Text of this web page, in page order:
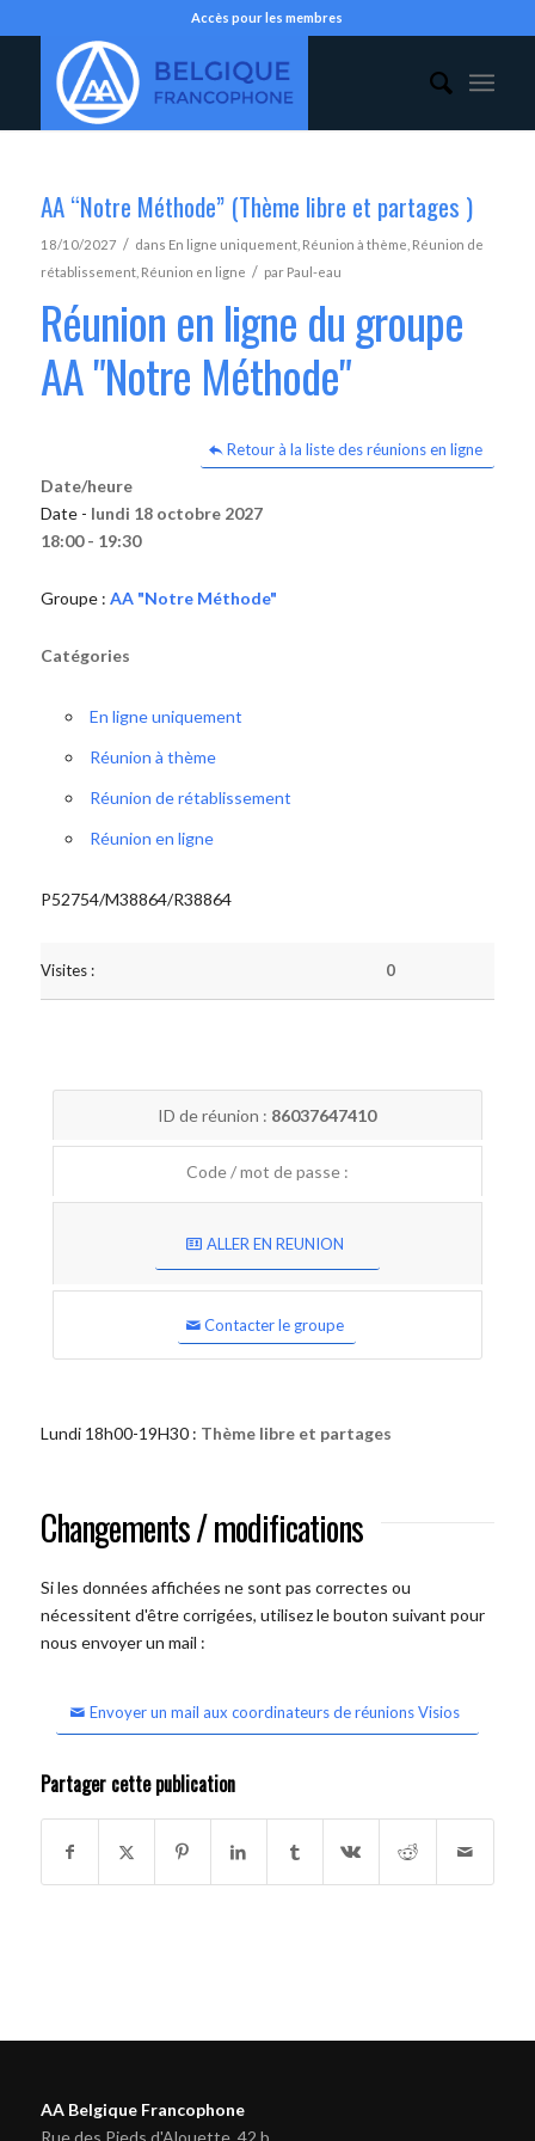
Accès pour les membres
AA “Notre Méthode” (Thème libre et partages )
18/10/2027 / dans En ligne uniquement, Réunion à thème Réunion de
rétablissement, Réunion en ligne / par Paul-eau
Réunion en ligne du groupe
AA "Notre Méthode"
Retour à la liste des réunions en ligne
Date/heure
Date - lundi 18 octobre 2027
18:00 - 19:30
Groupe : AA "Notre Méthode"
Catégories
En ligne uniquement
Réunion à thème
Réunion de rétablissement
Réunion en ligne
P52754/M38864/R38864
Visites : 0
ID de réunion : 86037647410
Code / mot de passe :
ALLER EN REUNION
Contacter le groupe
Lundi 18h00-19H30 : Thème libre et partages
Changements / modifications
Si les données affichées ne sont pas correctes ou
nécessitent d'être corrigées, utilisez le bouton suivant pour
nous envoyer un mail :
Envoyer un mail aux coordinateurs de réunions Visios
Partager cette publication
AA Belgique Francophone
Rue des Pieds d'Alouette, 42 b